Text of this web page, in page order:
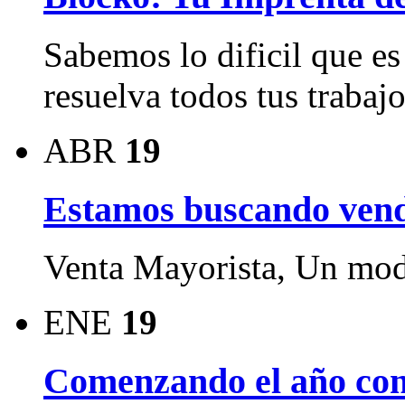
Sabemos lo dificil que
resuelva todos tus
ABR 19
Estamos buscando
Venta Mayorista, Un
ENE 19
Comenzando el año